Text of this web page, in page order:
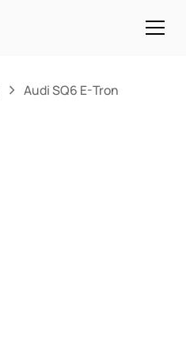
Audi SQ6 E-Tron